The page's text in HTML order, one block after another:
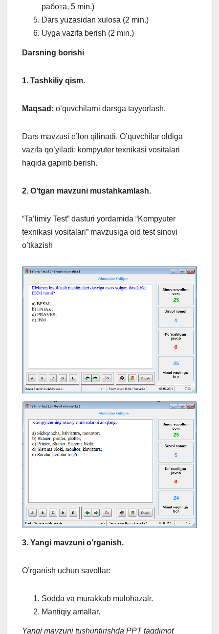
работа, 5 min.)
Dars yuzasidan xulosa (2 min.)
Uyga vazifa berish (2 min.)
Darsning borishi
1. Tashkiliy qism.
Maqsad: o’quvchilarni darsga tayyorlash.
Dars mavzusi e’lon qilinadi. O’quvchilar oldiga
vazifa qo’yiladi: kompyuter texnikasi vositalari
haqida gapirib berish.
2. O’tgan mavzuni mustahkamlash.
“Ta’limiy Test” dasturi yordamida “Kompyuter
texnikasi vositalari” mavzusiga oid test sinovi
o’tkazish
3. Yangi mavzuni o’rganish.
O’rganish uchun savollar:
Sodda va murakkab mulohazalr.
Mantiqiy amallar.
Yangi mavzuni tushuntirishda PPT taqdimot